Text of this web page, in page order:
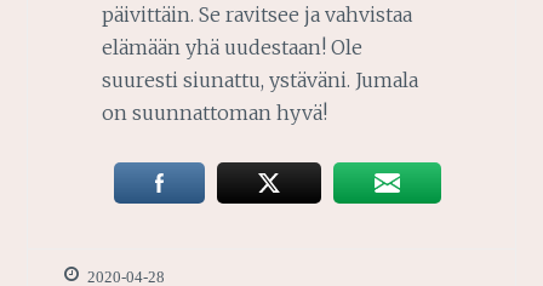
päivittäin. Se ravitsee ja vahvistaa
elämään yhä uudestaan! Ole
suuresti siunattu, ystäväni. Jumala
on suunnattoman hyvä!
2020-04-28